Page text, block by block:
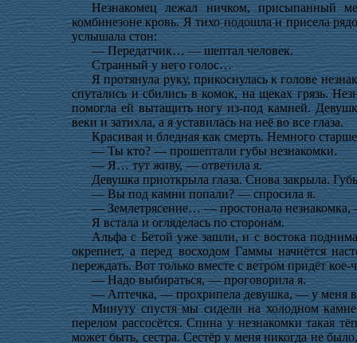
Незнакомец лежал ничком, присыпанный
комбинезоне кровь. Я тихо подошла и присела
услышала стон:
— Передатчик… — шептал человек.
Странный у него голос…
Я протянула руку, прикоснулась к голове
спутались и сбились в комок, на щеках грязь.
помогла ей вытащить ногу из-под камней.
веки и затихла, а я уставилась на неё во все глаза.
Красивая и бледная как смерть. Немного
— Ты кто? — прошептали губы незнакомки.
— Я… тут живу, — ответила я.
Девушка приоткрыла глаза. Снова закрыла.
— Вы под камни попали? — спросила я.
— Землетрясение… — простонала незнакомка,
Я встала и огляделась по сторонам.
Альфа с Бетой уже зашли, и с востока
окрепнет, а перед восходом Гаммы начнётся
переждать. Вот только вместе с ветром придёт
— Надо выбираться, — проговорила я.
— Аптечка, — прохрипела девушка, — у меня
Минуту спустя мы сидели на холодном
перелом рассосётся. Спина у незнакомки такая
может быть, сестра. Сестёр у меня никогда не